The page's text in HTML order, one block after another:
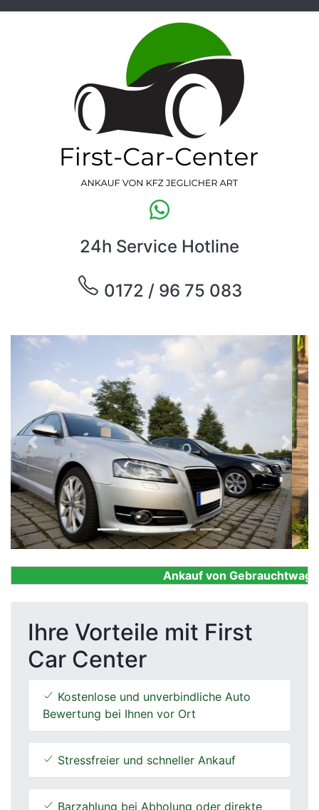
24h Service Hotline
0172 / 96 75 083
Previous Next
Ankauf von
Ihre Vorteile mit First
Car Center
Kostenlose und unverbindliche Auto
Bewertung bei Ihnen vor Ort
Stressfreier und schneller Ankauf
Barzahlung bei Abholung oder direkte